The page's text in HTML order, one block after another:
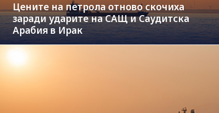
Цените на петрола отново скочиха
заради ударите на САЩ и Саудитска
Арабия в Ирак